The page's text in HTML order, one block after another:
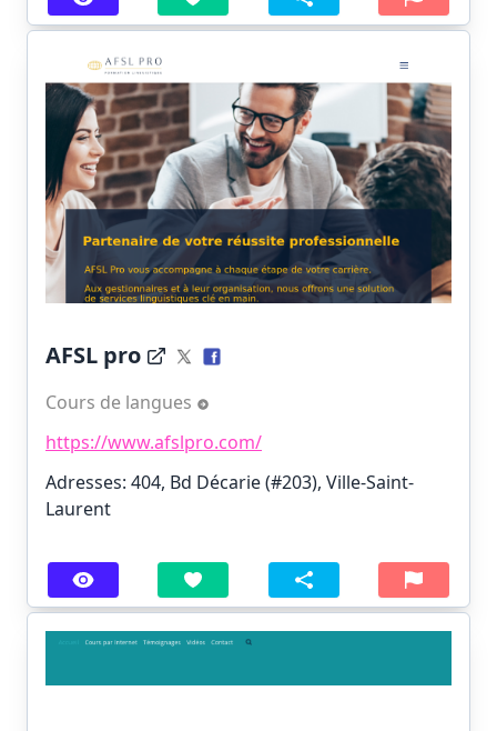
AFSL pro
Cours de langues
https://www.afslpro.com/
Adresses: 404, Bd Décarie (#203), Ville-Saint-
Laurent